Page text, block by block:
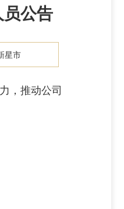
公告
星市
，推动公司